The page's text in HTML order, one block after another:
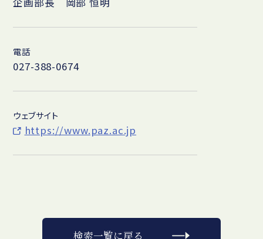
電話
027-388-0674
ウェブサイト
https://www.paz.ac.jp
検索一覧に戻る